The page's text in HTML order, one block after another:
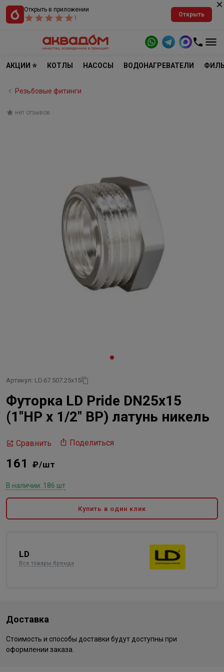
Открыть в приложении
1
Открыть
АКЦИИ ⭐ КОТЛЫ НАСОСЫ ВОДОНАГРЕВАТЕЛИ
Резьбовые фитинги
нет отзывов
Артикул: LD.67.507.25х15
Футорка LD Pride DN25х15
(1"НР х 1/2" ВР) латунь никель
Сравнить Поделиться
161 ₽/шт
В наличии: 186 шт
Купить в один клик
LD
Все товары бренда
Доставка
Стоимость и способы доставки будут доступны при
оформлении заказа.